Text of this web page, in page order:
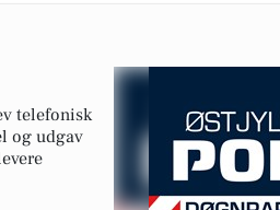
telefonisk
og udgav